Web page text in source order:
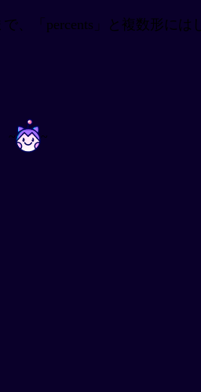
、「percents」と複数形には
~ ~